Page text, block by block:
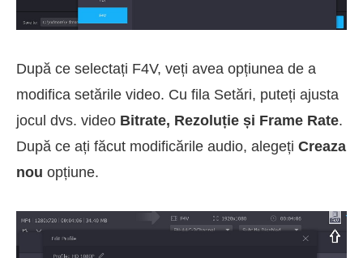
După ce selectați F4V, veți avea opțiunea de a
modifica setările video. Cu fila Setări, puteți ajusta
jocul dvs. video Bitrate, Rezoluție și Frame Rate.
După ce ați făcut modificările audio, alegeți Creaza
nou opțiune.